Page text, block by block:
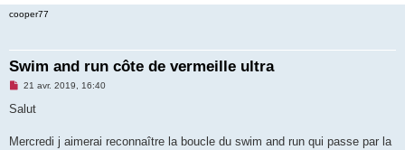
cooper77
Swim and run côte de vermeille ultra
M
s
g
21 avr. 2019, 16:40
Salut
Mercredi j aimerai reconnaître la boucle du swim and run qui passe par la